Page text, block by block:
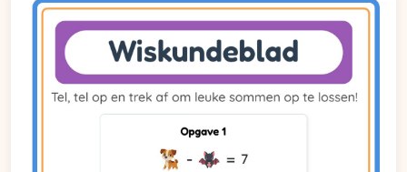
Vraag 2: zoek uit hoeveel elke afbeelding waard is